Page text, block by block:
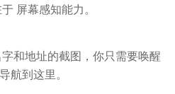
屏幕感知能力。
和地址的截图，你只需要唤醒
航到这里。